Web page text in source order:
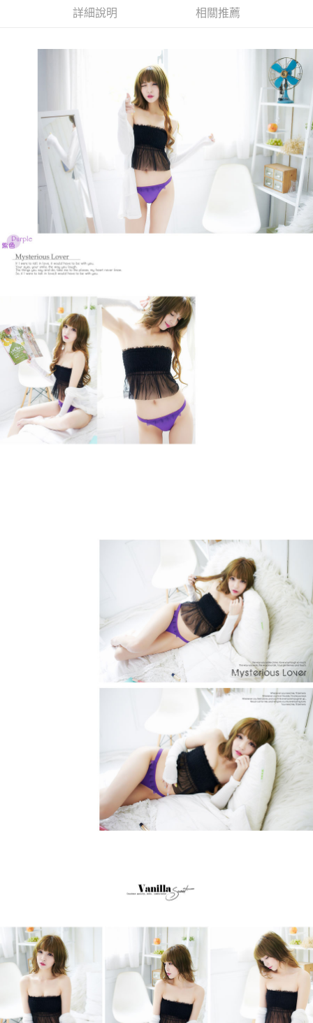
１．簡單：不需註冊會員、不需綁卡、不需儲值。
２．便利：只要手機號碼，簡訊認證，即可結帳。
１．於結帳方式選擇「AFTEE先享後付」後，將跳轉至「AFTEE先享後付」
結帳頁面，進行簡訊認證並確認金額後，即可完成結帳。
２．訂單成立數日內，您將收到繳費通知簡訊。
３．收到繳費通知簡訊後14天內，點擊此簡訊中的連結，可透過四大超商／
ATM／網路銀行／等多元方式進行付款，方視為交易完成。
※ 請注意：結帳手續完成當下不需立刻繳費，但若您需要取消訂單，請聯絡
購買商品的店家。未經商家同意取消之訂單仍視為有效，需透過AFTEE先享
後付繳納相關費用。
※ 交易是否成功請以「AFTEE先享後付 」之結帳頁面顯示為準，若有關於
是否繳費成功／繳費後需取消欲退款等相關疑問，請聯繫「AFTEE先享後付
客戶支援中心」
https://netprotections.freshdesk.com/support/home
【注意事項】
１．透過由恩沛科技股份有限公司提供之「AFTEE先享後付」服務完成之交
易，需依本服務之必要範圍內提供個人資料，並將交易相關給付款項請求債
權轉讓予恩沛科技股份有限公司。
２．關於個人資料處理事宜，請瀏覽以下網址：
３．未成年的使用者請事先徵得法定代理人或監護人之同意方可使用
「AFTEE先享後付」，若未經同意申辦者引起之損失，本公司不負相關責
４．使用「AFTEE先享後付」時，將依據個別帳號之用戶狀況，依本公司即
時審查核予不同之上限額度；若仍有額度不足之情形，本公司將視審查結果
請求用戶進行身份認證。
５．嚴禁一人註冊多個帳號或使用他人資訊註冊。若發現惡意使用之情形，
恩沛科技股份有限公司將有權停止該用戶之使用額度並採取法律行動。
每筆NT$70，滿NT$499(含以上)免運費
每筆NT$80，滿NT$899(含以上)免運費
詳細說明 相關推薦